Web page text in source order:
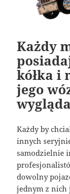
Każdy
kółka i
jego
Każdy by
innych
samodzielnie
dowolny
jednym z nich